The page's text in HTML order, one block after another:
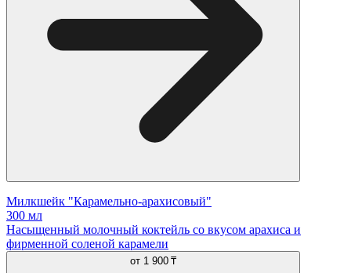
Милкшейк "Карамельно-арахисовый"
300 мл
Насыщенный молочный коктейль со вкусом арахиса и
фирменной соленой карамели
от 1 900 ₸